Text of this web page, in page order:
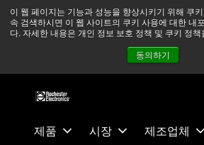
이 웹 페이지는 기능과 성능을 향상시키기 위해 쿠
속 검색하시면 이 웹 사이트의 쿠키 사용에 대한 내
다. 자세한 내용은 개인 정보 보호 정책 및 쿠키 정
동의하기
츠
건
중동 지역 상황을 지속적으로 주시하고
정상적으로 운영되고 있습니다.
뉴스
문의하기
제품 시장 제조업체